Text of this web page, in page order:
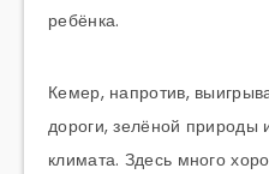
ребёнка.
Кемер, напротив,
дороги, зелёной природы
климата. Здесь много